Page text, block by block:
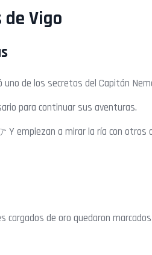
Vigo
de los secretos del Capitán
para continuar sus aventuras.
Y empiezan a mirar la ría con otros
de oro quedaron